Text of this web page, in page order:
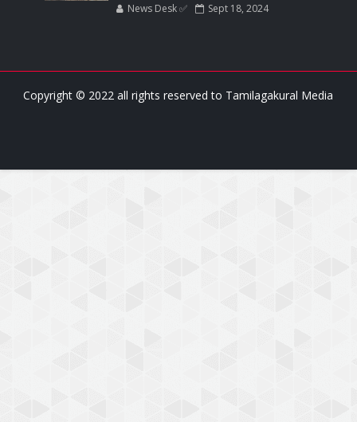
News Desk ✅ Sept 18, 2024
Copyright © 2022 all rights reserved to Tamilagakural Media